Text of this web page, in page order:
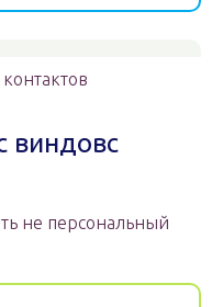
виндовс
не персональный